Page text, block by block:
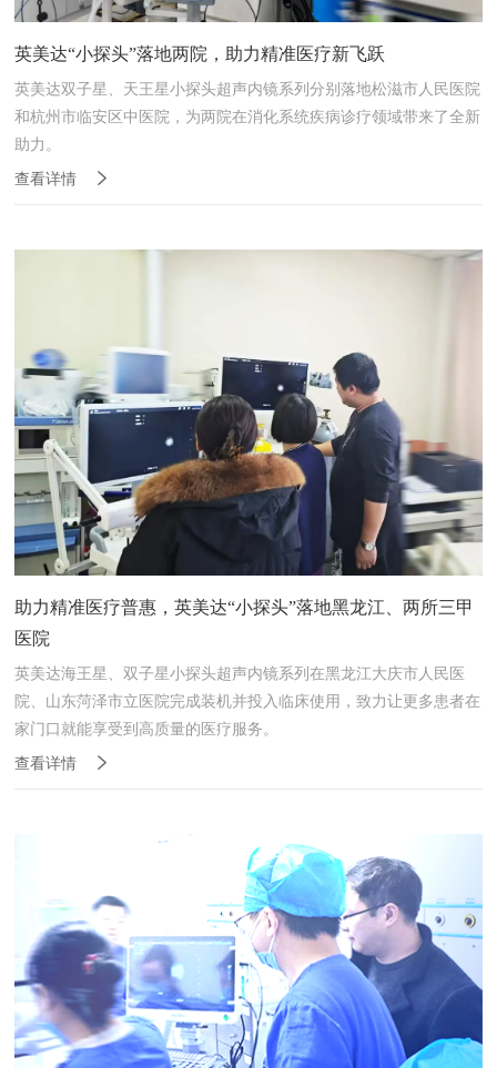
英美达“小探头”落地两院，助力精准医疗新飞跃
英美达双子星、天王星小探头超声内镜系列分别落地松滋市人民医院
和杭州市临安区中医院，为两院在消化系统疾病诊疗领域带来了全新
助力。
查看详情
助力精准医疗普惠，英美达“小探头”落地黑龙江、两所三甲
医院
英美达海王星、双子星小探头超声内镜系列‌在黑龙江大庆市人民医
院、山东菏泽市立医院完成装机并投入临床使用，致力让更多患者在
家门口就能享受到高质量的医疗服务。
查看详情